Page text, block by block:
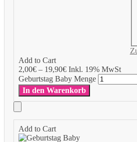
Add to Cart
2,00€– 19,90€Inkl. 19% MwSt
Geburtstag Baby Menge
In den Warenkorb
Add to Cart